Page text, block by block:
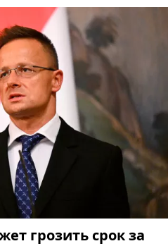
грозить срок за